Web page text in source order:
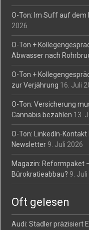
O-Ton: Im Suff auf dem
2026
O-Ton +
Abwasser nach
O-Ton +
zur Verjährung 16. Juli
O-Ton: Versicherung
Cannabis bezahlen 13.
O-Ton: LinkedIn-
Newsletter 9. Juli 2026
Magazin: Reformpaket
Bürokratieabbau? 9.
Oft gelesen
Audi: Stadler präzisiert